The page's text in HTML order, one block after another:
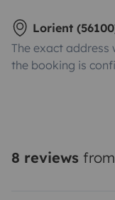
Lorient
The exact address
the booking is
8 reviews